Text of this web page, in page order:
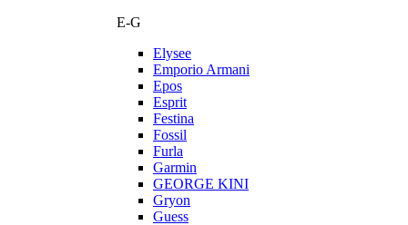
E-G
Elysee
Emporio Armani
Epos
Esprit
Festina
Fossil
Furla
Garmin
GEORGE KINI
Gryon
Guess